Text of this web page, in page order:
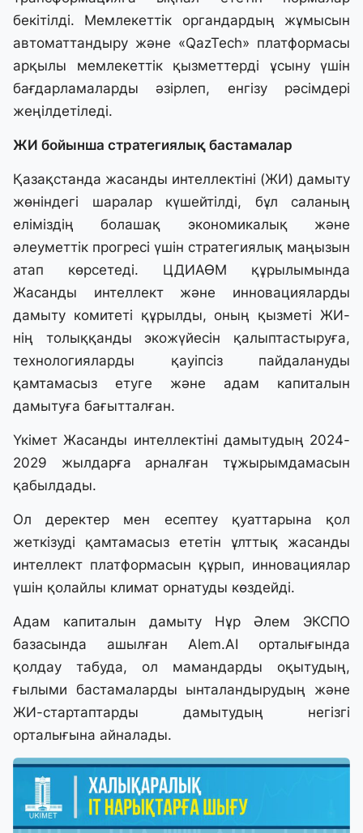
бекітілді. Мемлекеттік органдардың жұмысын
автоматтандыру және «QazTech» платформасы
арқылы мемлекеттік қызметтерді ұсыну үшін
бағдарламаларды әзірлеп, енгізу рәсімдері
жеңілдетіледі.
ЖИ бойынша стратегиялық бастамалар
Қазақстанда жасанды интеллектіні (ЖИ) дамыту
жөніндегі шаралар күшейтілді, бұл саланың
еліміздің болашақ экономикалық және
әлеуметтік прогресі үшін стратегиялық маңызын
атап көрсетеді. ЦДИАӨМ құрылымында
Жасанды интеллект және инновацияларды
дамыту комитеті құрылды, оның қызметі ЖИ-
нің толыққанды экожүйесін қалыптастыруға,
технологияларды қауіпсіз пайдалануды
қамтамасыз етуге және адам капиталын
дамытуға бағытталған.
Үкімет Жасанды интеллектіні дамытудың 2024-
2029 жылдарға арналған тұжырымдамасын
қабылдады.
Ол деректер мен есептеу қуаттарына қол
жеткізуді қамтамасыз ететін ұлттық жасанды
интеллект платформасын құрып, инновациялар
үшін қолайлы климат орнатуды көздейді.
Адам капиталын дамыту Нұр Әлем ЭКСПО
базасында ашылған Alem.AI орталығында
қолдау табуда, ол мамандарды оқытудың,
ғылыми бастамаларды ынталандырудың және
ЖИ-стартаптарды дамытудың негізгі
орталығына айналады.